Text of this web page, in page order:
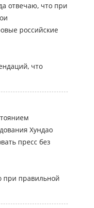
отвечаю, что при
российские
что
Хундао
пресс без
при правильной